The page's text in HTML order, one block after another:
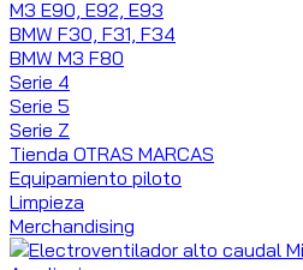
M3 E90, E92, E93
BMW F30, F31, F34
BMW M3 F80
Serie 4
Serie 5
Serie Z
Tienda OTRAS MARCAS
Equipamiento piloto
Limpieza
Merchandising